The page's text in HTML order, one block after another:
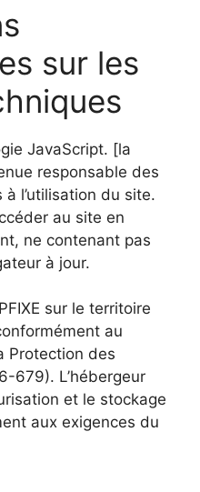
sur les
JavaScript. [la
responsable des
l’utilisation du site.
au site en
ne contenant pas
à jour.
sur le territoire
au
Protection des
679). L’hébergeur
et le stockage
aux exigences du